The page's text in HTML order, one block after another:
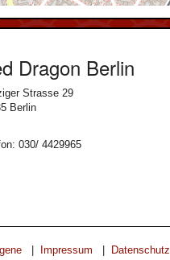
Dragon Berlin
Strasse 29
Berlin
030/ 4429965
Impressum Datenschutz